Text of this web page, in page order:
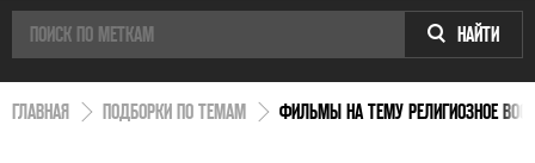
НАЙТИ
ГЛАВНАЯ ПОДБОРКИ ПО ТЕМАМ ФИЛЬМЫ НА ТЕМУ РЕЛИГИОЗНОЕ